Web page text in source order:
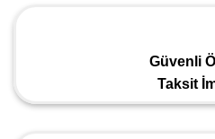
Güvenli
Taksit